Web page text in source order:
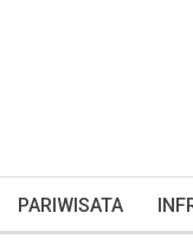
PARIWISATA